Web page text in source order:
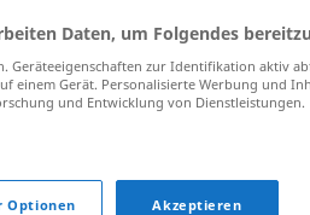
Auslese (≈ Auswahl)
natürliche Auslese
AusleseWein
Daten, um Folgendes
Geräteeigenschaften zur Identifikation aktiv
einem Gerät. Personalisierte Werbung und
und Entwicklung von Dienstleistungen.
Optionen Akzeptieren